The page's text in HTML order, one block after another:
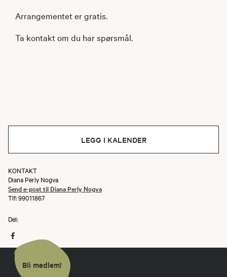
Arrangementet er gratis.
Ta kontakt om du har spørsmål.
LEGG I KALENDER
KONTAKT
Diana Perly Nogva
Send e-post til Diana Perly Nogva
Tlf: 99011867
Del:
Bli medlem!